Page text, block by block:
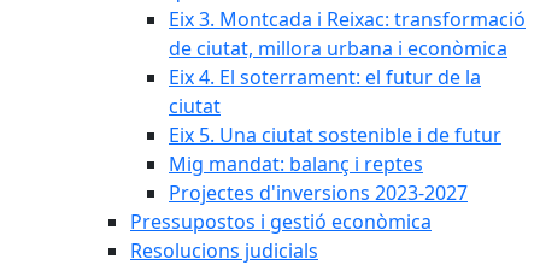
Eix 3. Montcada i Reixac: transformació
de ciutat, millora urbana i econòmica
Eix 4. El soterrament: el futur de la
ciutat
Eix 5. Una ciutat sostenible i de futur
Mig mandat: balanç i reptes
Projectes d'inversions 2023-2027
Pressupostos i gestió econòmica
Resolucions judicials